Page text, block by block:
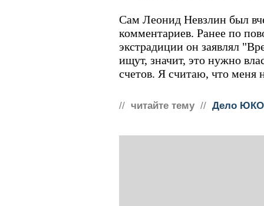
Сам Леонид Невзлин был
комментариев. Ранее по
экстрадиции он заявлял
ищут, значит, это нужно
счетов. Я считаю, что меня
// читайте тему // Дело